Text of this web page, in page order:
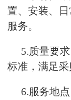
置、安装、
服务。
5.质量要
标准，满足采
6.服务地